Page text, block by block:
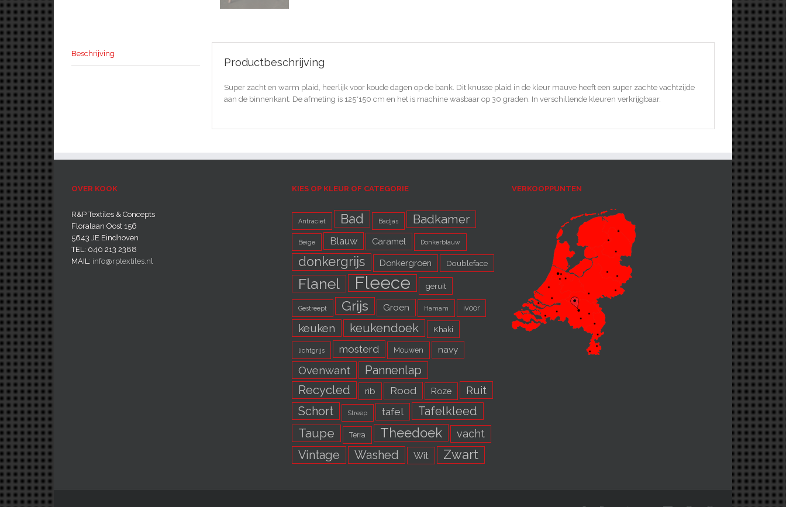
Beschrijving
Productbeschrijving
Super zacht en warm plaid, heerlijk voor koude dagen op de bank. Dit knusse plaid in de kleur mauve heeft een super zachte vachtzijde
aan de binnenkant. De afmeting is 125*150 cm en het is machine wasbaar op 30 graden. In verschillende kleuren verkrijgbaar.
OVER KOOK
R&P Textiles & Concepts
Floralaan Oost 156
5643 JE Eindhoven‎
TEL: 040 213 2388
MAIL: info@rptextiles.nl
KIES OP KLEUR OF CATEGORIE
Antraciet Bad Badjas Badkamer
Beige Blauw Caramel Donkerblauw
donkergrijs Donkergroen Doubleface
Flanel Fleece geruit
Gestreept Grijs Groen Hamam ivoor
keuken keukendoek Khaki
lichtgrijs mosterd Mouwen navy
Ovenwant
Pannenlap
Recycled
rib Rood Roze Ruit
Schort Streep tafel
Tafelkleed
Taupe
Terra Theedoek vacht
Vintage Washed Wit Zwart
VERKOOPPUNTEN